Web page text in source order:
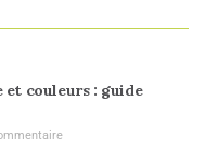
couleurs : guide